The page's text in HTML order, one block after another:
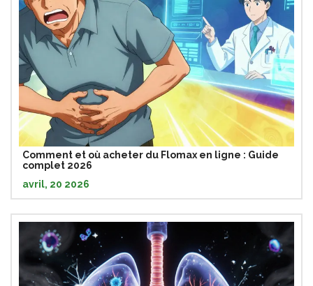
Comment et où acheter du Flomax en ligne : Guide
complet 2026
avril, 20 2026